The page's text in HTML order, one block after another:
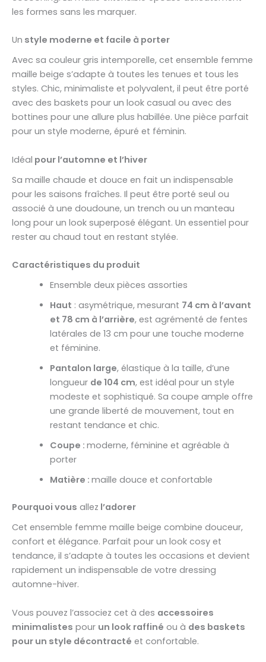
les formes sans les marquer.
Un style moderne et facile à porter
Avec sa couleur gris intemporelle, cet ensemble femme
maille beige s’adapte à toutes les tenues et tous les
styles. Chic, minimaliste et polyvalent, il peut être porté
avec des baskets pour un look casual ou avec des
bottines pour une allure plus habillée. Une pièce parfait
pour un style moderne, épuré et féminin.
Idéal pour l’automne et l’hiver
Sa maille chaude et douce en fait un indispensable
pour les saisons fraîches. Il peut être porté seul ou
associé à une doudoune, un trench ou un manteau
long pour un look superposé élégant. Un essentiel pour
rester au chaud tout en restant stylée.
Caractéristiques du produit
Ensemble deux pièces assorties
Haut : asymétrique, mesurant 74 cm à l’avant
et 78 cm à l’arrière, est agrémenté de fentes
latérales de 13 cm pour une touche moderne
et féminine.
Pantalon large, élastique à la taille, d’une
longueur de 104 cm, est idéal pour un style
modeste et sophistiqué. Sa coupe ample offre
une grande liberté de mouvement, tout en
restant tendance et chic.
Coupe : moderne, féminine et agréable à
porter
Matière : maille douce et confortable
Pourquoi vous allez l’adorer
Cet ensemble femme maille beige combine douceur,
confort et élégance. Parfait pour un look cosy et
tendance, il s’adapte à toutes les occasions et devient
rapidement un indispensable de votre dressing
automne-hiver.
Vous pouvez l’associez cet à des accessoires
minimalistes pour un look raffiné ou à des baskets
pour un style décontracté et confortable.